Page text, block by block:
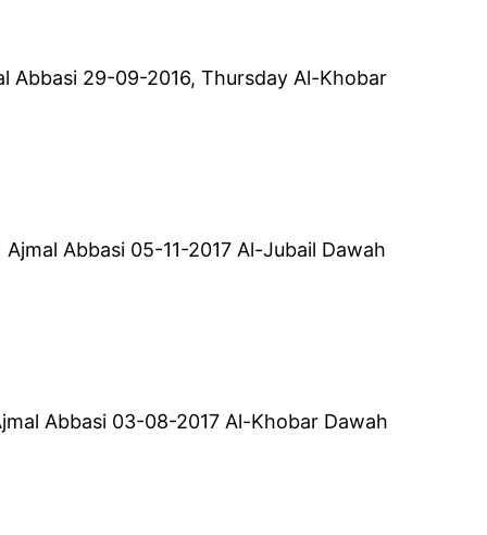
Abbasi 29-09-2016, Thursday Al-Khobar
Abbasi 05-11-2017 Al-Jubail Dawah
Abbasi 03-08-2017 Al-Khobar Dawah